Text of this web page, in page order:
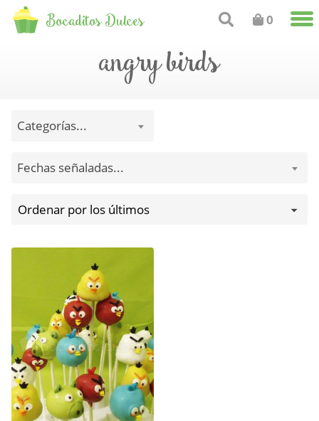
Bocaditos Dulces 0
angry birds
Categorías...
Fechas señaladas...